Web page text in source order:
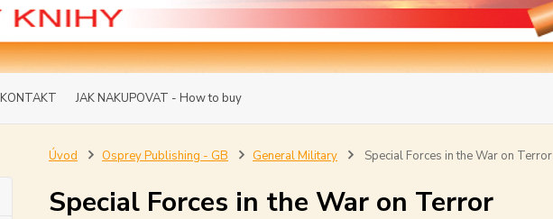
KONTAKT JAK NAKUPOVAT - How to buy
Úvod Osprey Publishing - GB General Military Special Forces in the War on Terror
Special Forces in the War on Terror